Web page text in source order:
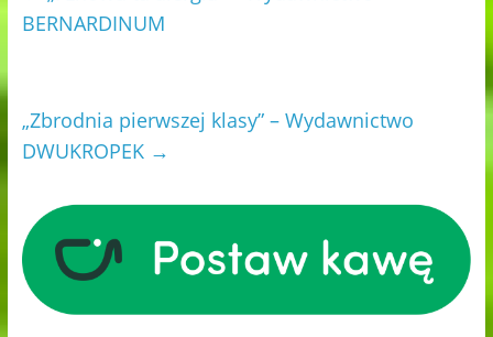
BERNARDINUM
„Zbrodnia pierwszej klasy” – Wydawnictwo
DWUKROPEK →